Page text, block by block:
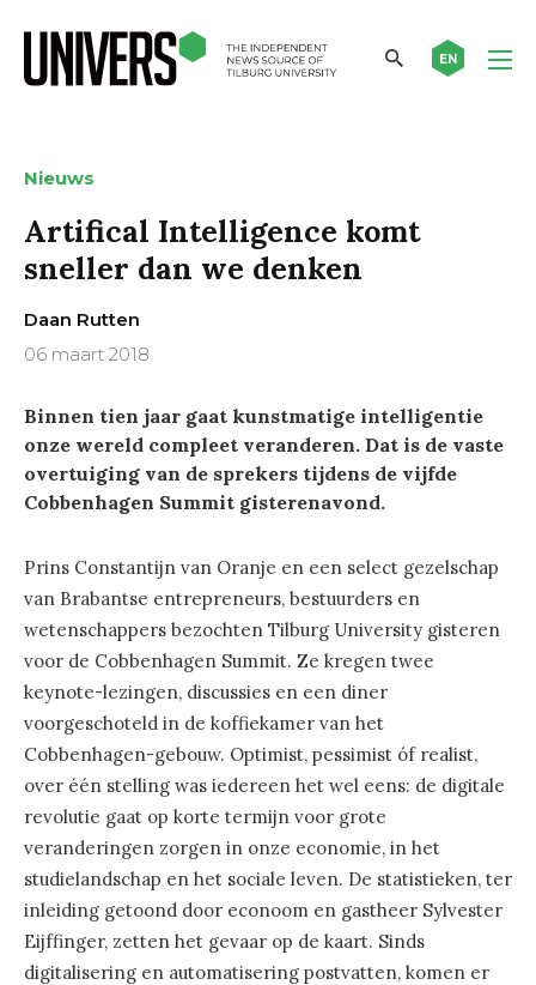
EN
Nieuws
Artifical Intelligence komt
sneller dan we denken
Daan Rutten
06 maart 2018
Binnen tien jaar gaat kunstmatige intelligentie
onze wereld compleet veranderen. Dat is de vaste
overtuiging van de sprekers tijdens de vijfde
Cobbenhagen Summit gisterenavond.
Prins Constantijn van Oranje en een select gezelschap
van Brabantse entrepreneurs, bestuurders en
wetenschappers bezochten Tilburg University gisteren
voor de Cobbenhagen Summit. Ze kregen twee
keynote-lezingen, discussies en een diner
voorgeschoteld in de koffiekamer van het
Cobbenhagen-gebouw. Optimist, pessimist óf realist,
over één stelling was iedereen het wel eens: de digitale
revolutie gaat op korte termijn voor grote
veranderingen zorgen in onze economie, in het
studielandschap en het sociale leven. De statistieken, ter
inleiding getoond door econoom en gastheer Sylvester
Eijffinger, zetten het gevaar op de kaart. Sinds
digitalisering en automatisering postvatten, komen er